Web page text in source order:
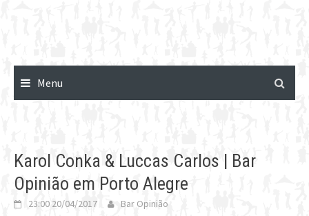
Menu
Karol Conka & Luccas Carlos | Bar
Opinião em Porto Alegre
23:00 20/04/2017 Bar Opinião